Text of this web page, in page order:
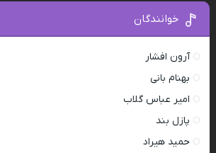
خوانندگان
آرون افشار
بهنام بانی
امیر عباس گلاب
پازل بند
حمید هیراد